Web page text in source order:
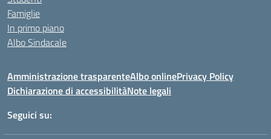
Famiglie
In primo piano
Albo Sindacale
Amministrazione trasparenteAlbo onlinePrivacy Policy
Dichiarazione di accessibilitàNote legali
Seguici su: